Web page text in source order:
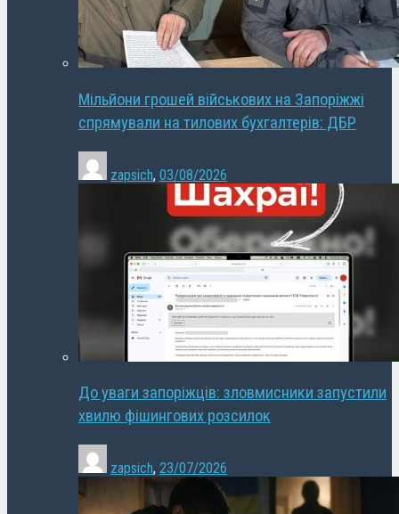
Мільйони грошей військових на Запоріжжі
спрямували на тилових бухгалтерів: ДБР
zapsich, 03/08/2026
До уваги запоріжців: зловмисники запустили
хвилю фішингових розсилок
zapsich, 23/07/2026